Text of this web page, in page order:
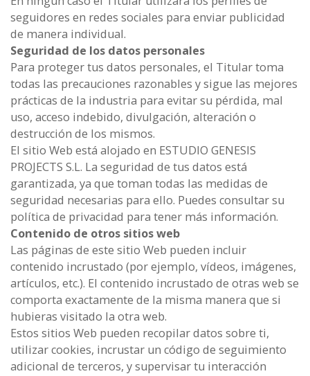
seguidores en redes sociales para enviar publicidad
de manera individual.
Seguridad de los datos personales
Para proteger tus datos personales, el Titular toma
todas las precauciones razonables y sigue las mejores
prácticas de la industria para evitar su pérdida, mal
uso, acceso indebido, divulgación, alteración o
destrucción de los mismos.
El sitio Web está alojado en ESTUDIO GENESIS
PROJECTS S.L. La seguridad de tus datos está
garantizada, ya que toman todas las medidas de
seguridad necesarias para ello. Puedes consultar su
política de privacidad para tener más información.
Contenido de otros sitios web
Las páginas de este sitio Web pueden incluir
contenido incrustado (por ejemplo, vídeos, imágenes,
artículos, etc.). El contenido incrustado de otras web se
comporta exactamente de la misma manera que si
hubieras visitado la otra web.
Estos sitios Web pueden recopilar datos sobre ti,
utilizar cookies, incrustar un código de seguimiento
adicional de terceros, y supervisar tu interacción